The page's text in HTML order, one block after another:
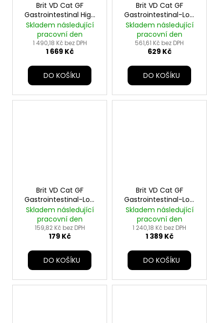
Brit VD Cat GF
Gastrointestinal High
Fibre 5kg
Skladem následující
pracovní den
1 490,18 Kč bez DPH
1 669 Kč
DO KOŠÍKU
Brit VD Cat GF
Gastrointestinal-Low
fat 2kg
Skladem následující
pracovní den
561,61 Kč bez DPH
629 Kč
DO KOŠÍKU
Brit VD Cat GF
Gastrointestinal-Low
fat 400g
Skladem následující
pracovní den
159,82 Kč bez DPH
179 Kč
DO KOŠÍKU
Brit VD Cat GF
Gastrointestinal-Low
fat 5kg
Skladem následující
pracovní den
1 240,18 Kč bez DPH
1 389 Kč
DO KOŠÍKU